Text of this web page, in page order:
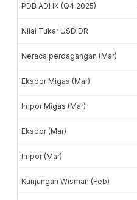
PDB ADHK (Q4 2025)
Nilai Tukar USDIDR
Neraca perdagangan (Mar)
Ekspor Migas (Mar)
Impor Migas (Mar)
Ekspor (Mar)
Impor (Mar)
Kunjungan Wisman (Feb)